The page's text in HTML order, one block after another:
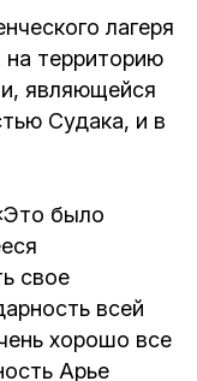
лагеря
на территорию
являющейся
Судака, и в
было
свое
всей
хорошо все
Арье